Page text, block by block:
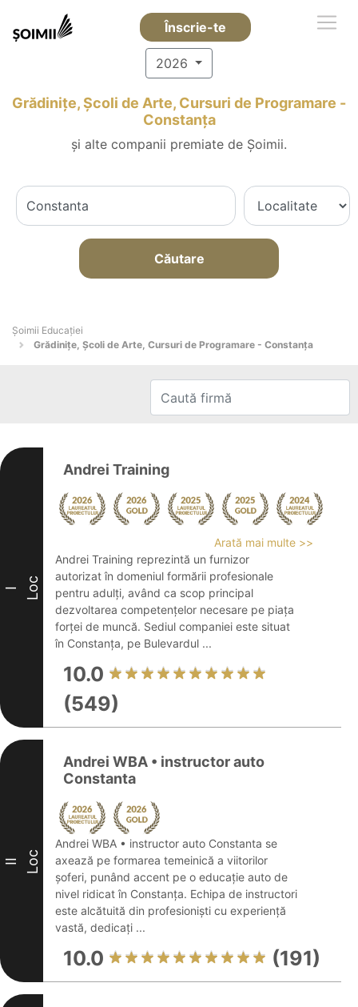
Înscrie-te
2026
Grădinițe, Școli de Arte, Cursuri de Programare -
Constanţa
și alte companii premiate de Șoimii.
Căutare
Șoimii Educației
Grădinițe, Școli de Arte, Cursuri de Programare - Constanţa
I Loc
Andrei Training
Arată mai multe >>
Andrei Training reprezintă un furnizor
autorizat în domeniul formării profesionale
pentru adulți, având ca scop principal
dezvoltarea competențelor necesare pe piața
forței de muncă. Sediul companiei este situat
în Constanța, pe Bulevardul ...
10.0
(549)
II Loc
Andrei WBA • instructor auto
Constanta
Andrei WBA • instructor auto Constanta se
axează pe formarea temeinică a viitorilor
șoferi, punând accent pe o educație auto de
nivel ridicat în Constanța. Echipa de instructori
este alcătuită din profesioniști cu experiență
vastă, dedicați ...
10.0 (191)